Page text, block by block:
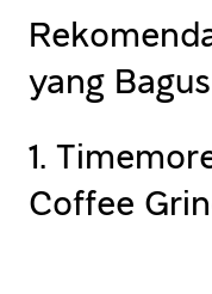
yang Bagus
1.
Coffee